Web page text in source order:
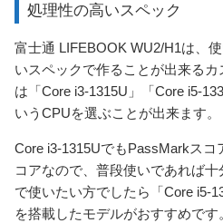
処理性の高いスペック
富士通 LIFEBOOK WU2/H1は、
いスペックで作ることが出来る
は「Core i3-1315U」「Core i5-
いうCPUを選ぶことが出来ます。
Core i3-1315UでもPassMarkスコ
コアなので、普段使いであれば
で使いたい方でしたら「Core i5-
を搭載したモデルがおすすめです